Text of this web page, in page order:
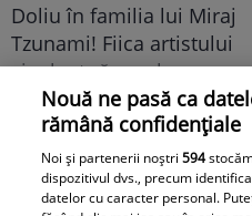
Doliu în familia lui Miraj
Tzunami! Fiica artistului
și-a luat rămas-bun
printr-un mesaj dureros
Retete
Nouă ne pasă ca
rămână confidențiale
Noi și partenerii noștri594
dispozitivul dvs., precum
datelor cu caracter personal.